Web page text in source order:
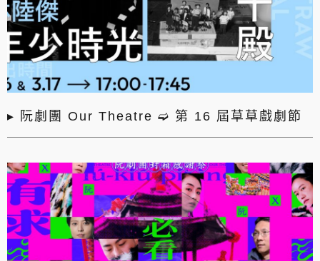
▸ 阮劇團 Our Theatre ➫ 第 16 屆草草戲劇節